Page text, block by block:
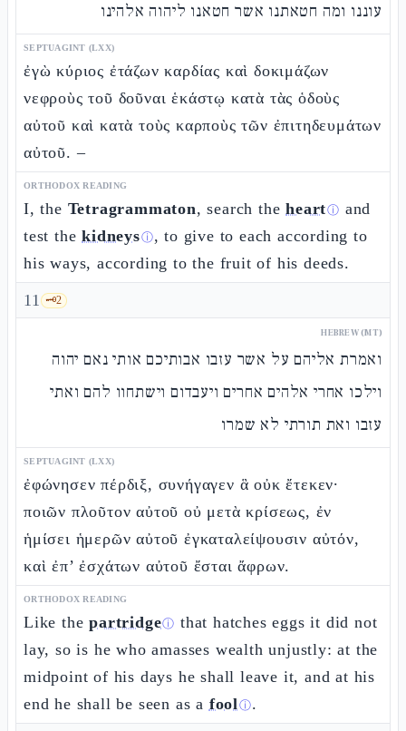
עוננו ומה חטאתנו אשר חטאנו ליהוה אלהינו
SEPTUAGINT (LXX)
ἐγὼ κύριος ἐτάζων καρδίας καὶ δοκιμάζων
νεφροὺς τοῦ δοῦναι ἑκάστῳ κατὰ τὰς ὁδοὺς
αὐτοῦ καὶ κατὰ τοὺς καρποὺς τῶν ἐπιτηδευμάτων
αὐτοῦ. –
ORTHODOX READING
I, the Tetragrammaton, search theheartⓘ and
test thekidneysⓘ, to give to each according to
his ways, according to the fruit of his deeds.
11 🗝️2
HEBREW (MT)
ואמרת אליהם על אשר עזבו אבותיכם אותי נאם יהוה
וילכו אחרי אלהים אחרים ויעבדום וישתחוו להם ואתי
עזבו ואת תורתי לא שמרו
SEPTUAGINT (LXX)
ἐφώνησεν πέρδιξ, συνήγαγεν ἃ οὐκ ἔτεκεν·
ποιῶν πλοῦτον αὐτοῦ οὐ μετὰ κρίσεως, ἐν
ἡμίσει ἡμερῶν αὐτοῦ ἐγκαταλείψουσιν αὐτόν,
καὶ ἐπ’ ἐσχάτων αὐτοῦ ἔσται ἄφρων.
ORTHODOX READING
Like thepartridgeⓘ that hatches eggs it did not
lay, so is he who amasses wealth unjustly: at the
midpoint of his days he shall leave it, and at his
end he shall be seen as a foolⓘ.